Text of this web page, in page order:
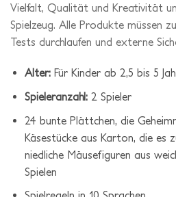
Vielfalt, Qualität und Kreativität
Spielzeug. Alle Produkte müssen
Tests durchlaufen und externe
Alter:Für Kinder ab 2,5 bis 5
Spieleranzahl:2 Spieler
24 bunte Plättchen, die
Käsestücke aus Karton, die es
niedliche Mäusefiguren aus
Spielen